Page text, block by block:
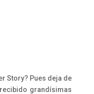
Story? Pues deja de
grandísimas